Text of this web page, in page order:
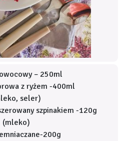
– 250ml
z ryżem -400ml
seler)
szpinakiem -120g
(mleko)
200g